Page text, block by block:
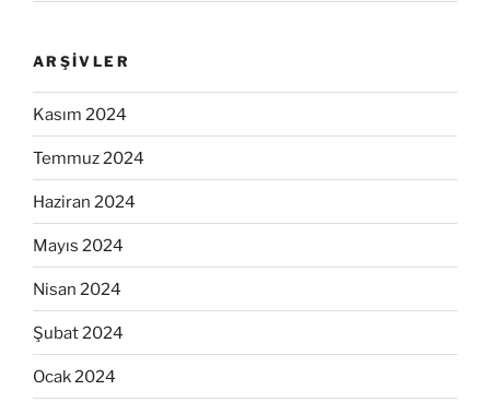
ARŞIVLER
Kasım 2024
Temmuz 2024
Haziran 2024
Mayıs 2024
Nisan 2024
Şubat 2024
Ocak 2024